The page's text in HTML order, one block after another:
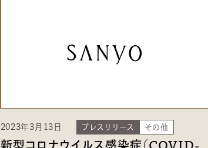
2023年3月13日 プレスリリース その他
新型コロナウイルス感染症（COVID-